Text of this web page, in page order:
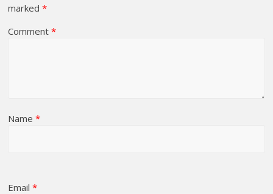
marked*
Comment*
Name*
Email*